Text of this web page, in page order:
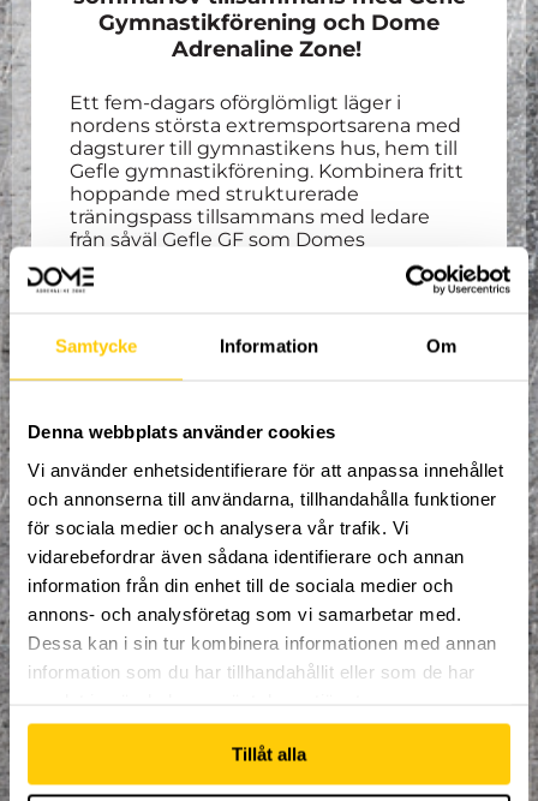
Samtycke Information Om
Denna webbplats använder cookies
Vi använder enhetsidentifierare för att anpassa innehållet
och annonserna till användarna, tillhandahålla funktioner
för sociala medier och analysera vår trafik. Vi
vidarebefordrar även sådana identifierare och annan
information från din enhet till de sociala medier och
annons- och analysföretag som vi samarbetar med.
Dessa kan i sin tur kombinera informationen med annan
information som du har tillhandahållit eller som de har
Tillåt alla
Gymnastikförening och Dome
Adrenaline Zone!
Ett fem-dagars oförglömligt läger i
nordens största extremsportsarena med
dagsturer till gymnastikens hus, hem till
Gefle gymnastikförening. Kombinera fritt
hoppande med strukturerade
träningspass tillsammans med ledare
från såväl Gefle GF som Domes
träningsverksamhet.
parkour/freerunning, klättring,
skateboard, kickbike och mycket mer.
med erfarna ledare kommer varvas med
fri lek i Gefle gymnastiksförenings två
hallar(Gymnastikens hus och ladan) och
Domes 6000 kvadratmeter stora
extremsportsanläggning med
trampolinhall, skatepark, cykelramp och
mycket mer.
OBS. Samtliga träningspass under lägret
är workshopsbaserade, detta innebär att
om deltagaren i fråga inte vill delta kan
denne hoppa fritt i anläggningen.
Övernattningen sker i en av Domes
sovsalar. Två vuxna ledare kommer sova i
eller i anslutning till sovsalen under hela
lägret. Deltagare har möjligheten att